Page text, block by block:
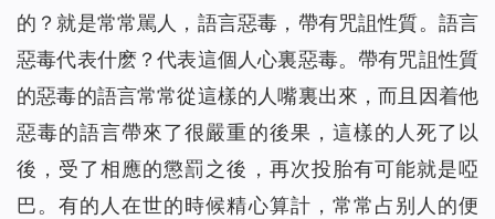
的？就是常常駡人，語言惡毒，帶有咒詛性質。語言
惡毒代表什麽？代表這個人心裏惡毒。帶有咒詛性質
的惡毒的語言常常從這樣的人嘴裏出來，而且因着他
惡毒的語言帶來了很嚴重的後果，這樣的人死了以
後，受了相應的懲罰之後，再次投胎有可能就是啞
巴。有的人在世的時候精心算計，常常占别人的便